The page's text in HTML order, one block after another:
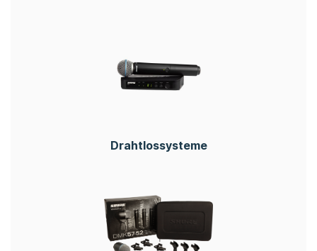
Drahtlossysteme